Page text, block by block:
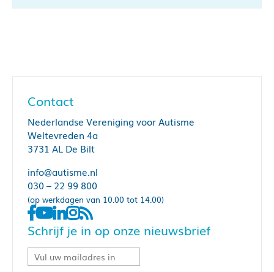
Contact
Nederlandse Vereniging voor Autisme
Weltevreden 4a
3731 AL De Bilt
info@autisme.nl
030 – 22 99 800
(op werkdagen van 10.00 tot 14.00)
Schrijf je in op onze nieuwsbrief